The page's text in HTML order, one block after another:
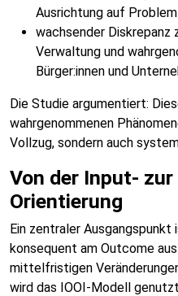
Ausrichtung auf
wachsender Diskrepanz
Verwaltung und
Bürger:innen und
Die Studie argumentiert:
wahrgenommenen
Vollzug, sondern auch
Von der Input-
Orientierung
Ein zentraler
konsequent am Outcome
mittelfristigen
wird das IOOI-Modell